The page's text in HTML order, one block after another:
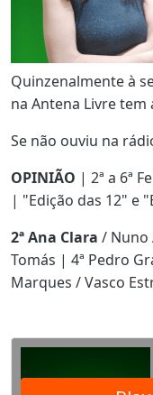
Quinzenalmente à
na Antena Livre
Se não ouviu na
OPINIÃO | 2ª a 6ª
| "Edição das 12" e
2ª Ana Clara / Nuno
Tomás | 4ª Pedro
Marques / Vasco